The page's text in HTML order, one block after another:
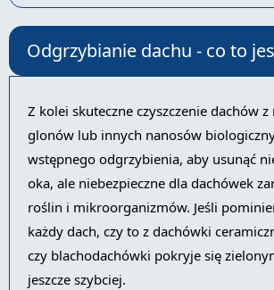
Odgrzybianie dachu - co to
Z kolei skuteczne czyszczenie dachów z
glonów lub innych nanosów
wstępnego odgrzybienia, aby usunąć
oka, ale niebezpieczne dla dachówek
roślin i mikroorganizmów. Jeśli
każdy dach, czy to z dachówki
czy blachodachówki pokryje się
jeszcze szybciej.